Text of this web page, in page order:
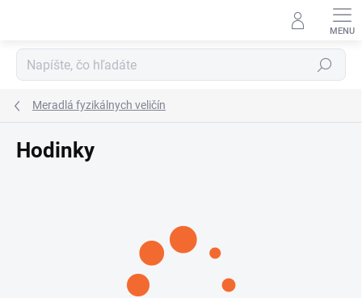
Hľadať
Meradlá fyzikálnych veličín
Hodinky